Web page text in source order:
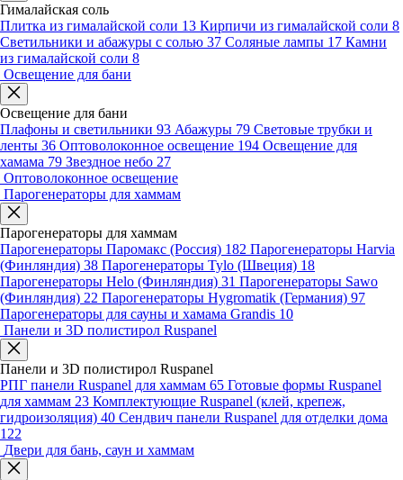
Гималайская соль
Плитка из гималайской соли 13 Кирпичи из гималайской соли 8
Светильники и абажуры с солью 37 Соляные лампы 17 Камни
из гималайской соли 8
Освещение для бани
Освещение для бани
Плафоны и светильники 93 Абажуры 79 Световые трубки и
ленты 36 Оптоволоконное освещение 194 Освещение для
хамама 79 Звездное небо 27
Оптоволоконное освещение
Парогенераторы для хаммам
Парогенераторы для хаммам
Парогенераторы Паромакс (Россия) 182 Парогенераторы Harvia
(Финляндия) 38 Парогенераторы Tylo (Швеция) 18
Парогенераторы Helo (Финляндия) 31 Парогенераторы Sawo
(Финляндия) 22 Парогенераторы Hygromatik (Германия) 97
Парогенераторы для сауны и хамама Grandis 10
Панели и 3D полистирол Ruspanel
Панели и 3D полистирол Ruspanel
РПГ панели Ruspanel для хаммам 65 Готовые формы Ruspanel
для хаммам 23 Комплектующие Ruspanel (клей, крепеж,
гидроизоляция) 40 Сендвич панели Ruspanel для отделки дома
122
Двери для бань, саун и хаммам